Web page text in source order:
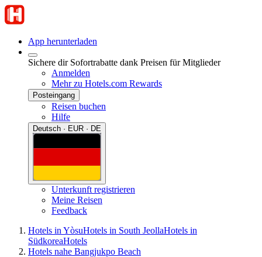
App herunterladen
Sichere dir Sofortrabatte dank Preisen für Mitglieder
Anmelden
Mehr zu Hotels.com Rewards
Posteingang
Reisen buchen
Hilfe
Deutsch · EUR · DE
Unterkunft registrieren
Meine Reisen
Feedback
Hotels in YòsuHotels in South JeollaHotels in
SüdkoreaHotels
Hotels nahe Bangjukpo Beach